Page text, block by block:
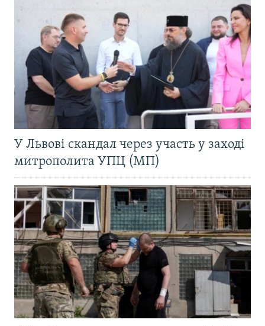
У Львові скандал через участь у заході
митрополита УПЦ (МП)